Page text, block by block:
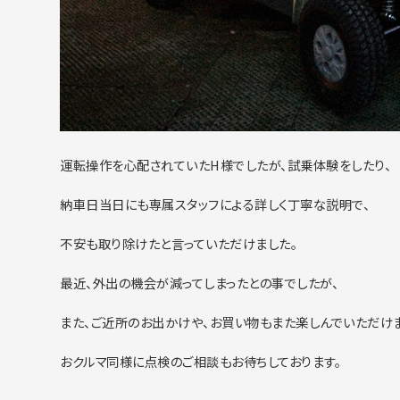
運転操作を心配されていたH様でしたが、試乗体験をしたり、
納車日当日にも専属スタッフによる詳しく丁寧な説明で、
不安も取り除けたと言っていただけました。
最近、外出の機会が減ってしまったとの事でしたが、
また、ご近所のお出かけや、お買い物もまた楽しんでいただけ
おクルマ同様に点検のご相談もお待ちしております。